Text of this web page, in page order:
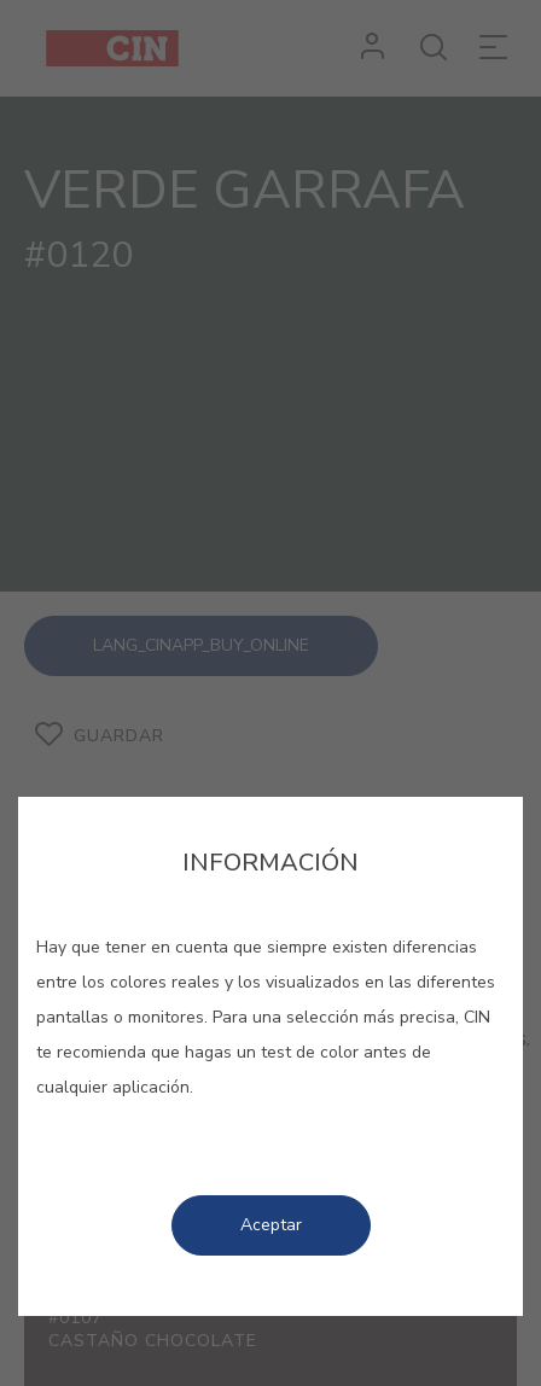
VERDE GARRAFA
#0120
LANG_CINAPP_BUY_ONLINE
GUARDAR
Los colores de acabado liso se utilizan para
conseguir un aspecto lacado al tiempo que
protegen tus maderas de las agresiones cotidianas.
#0107
CASTAÑO CHOCOLATE
INFORMACIÓN
Hay que tener en cuenta que siempre existen diferencias
entre los colores reales y los visualizados en las diferentes
pantallas o monitores. Para una selección más precisa, CIN
te recomienda que hagas un test de color antes de
cualquier aplicación.
Aceptar